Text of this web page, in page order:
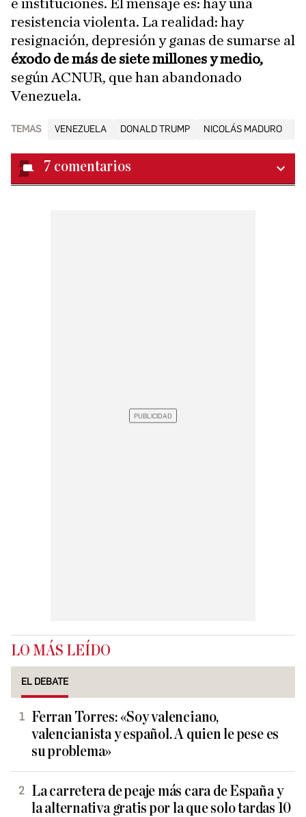
e instituciones. El mensaje es: hay una
resistencia violenta. La realidad: hay
resignación, depresión y ganas de sumarse al
éxodo de más de siete millones y medio,
según ACNUR, que han abandonado
Venezuela.
TEMAS VENEZUELA DONALD TRUMP NICOLÁS MADURO
7 comentarios
LO MÁS LEÍDO
EL DEBATE
Ferran Torres: «Soy valenciano,
valencianista y español. A quien le pese es
su problema»
La carretera de peaje más cara de España y
la alternativa gratis por la que solo tardas 10